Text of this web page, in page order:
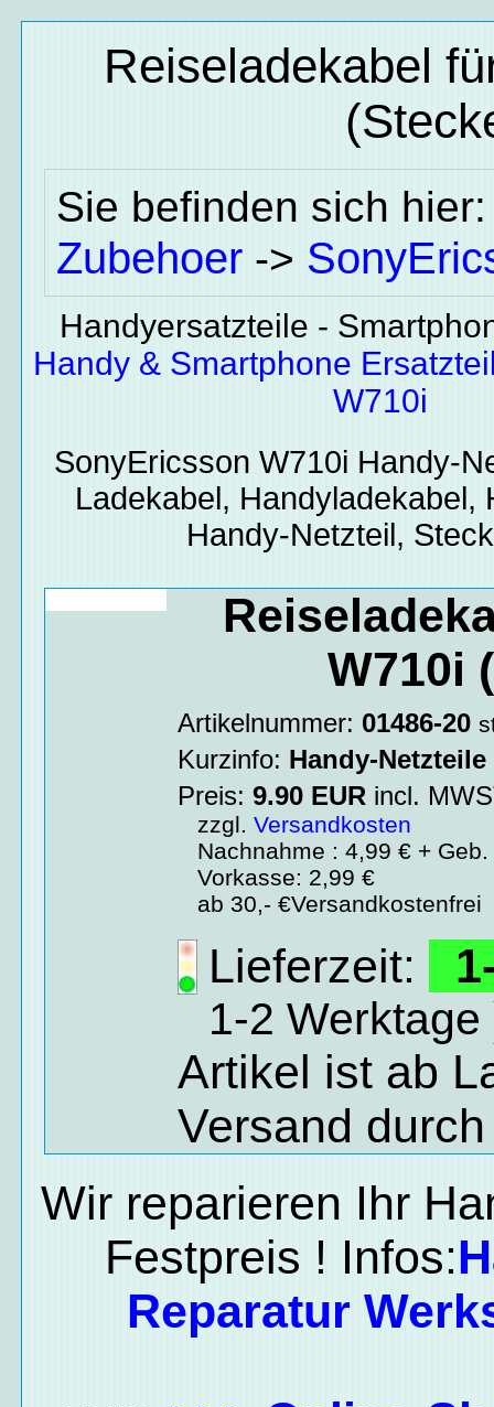
Reiseladekabel
Sie befinden sich
Zubehoer ->
Handyersatzteile -
Handy & Smartphone
W710i
SonyEricsson W710i Handy-
Ladekabel, Handyladekabel,
Handy-Netzteil,
W710i
Artikelnummer: 01486-20
Kurzinfo: Handy-Netzteile
Preis:9.90 EUR incl.
zzgl.Versandkosten
Nachnahme : 4,99 € + Geb.
Vorkasse: 2,99 €
ab 30,- €Versandkostenfrei
Lieferzeit:
1-2 Werktage
Artikel ist ab
Versand
Wir reparieren Ihr
Festpreis ! Infos:
Reparatur